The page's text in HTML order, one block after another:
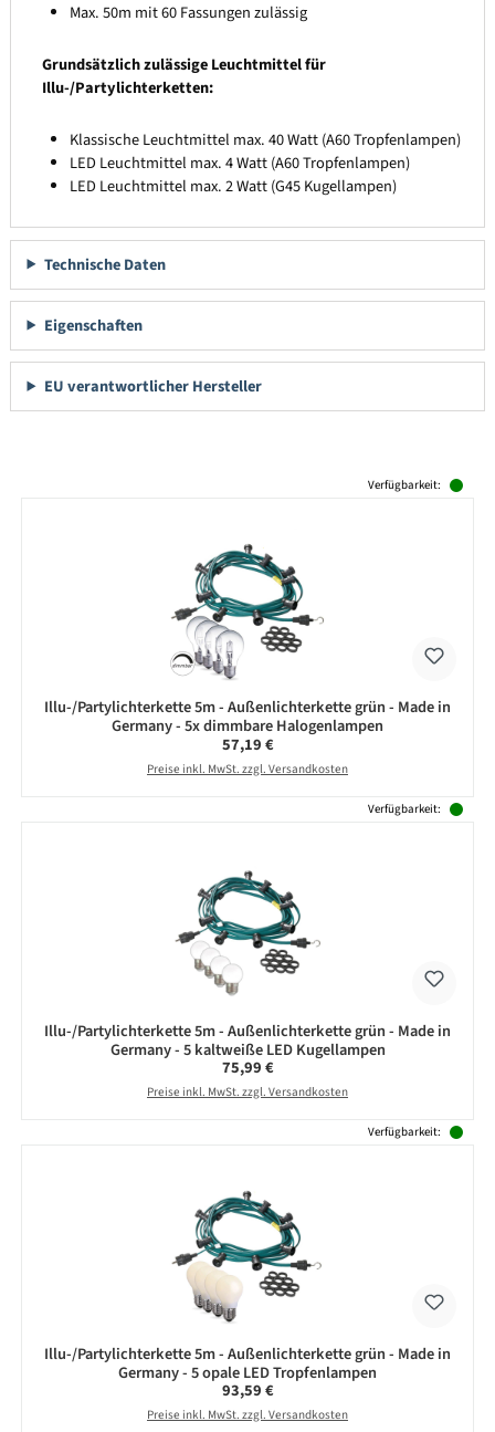
Max. 50m mit 60 Fassungen zulässig
Grundsätzlich zulässige Leuchtmittel für
Illu-/Partylichterketten:
Klassische Leuchtmittel max. 40 Watt (A60 Tropfenlampen)
LED Leuchtmittel max. 4 Watt (A60 Tropfenlampen)
LED Leuchtmittel max. 2 Watt (G45 Kugellampen)
Technische Daten
Eigenschaften
EU verantwortlicher Hersteller
Verfügbarkeit:
Illu-/Partylichterkette 5m - Außenlichterkette grün - Made in
Germany - 5x dimmbare Halogenlampen
Regulärer Preis:
57,19 €
Preise inkl. MwSt. zzgl. Versandkosten
Verfügbarkeit:
Illu-/Partylichterkette 5m - Außenlichterkette grün - Made in
Germany - 5 kaltweiße LED Kugellampen
Regulärer Preis:
75,99 €
Preise inkl. MwSt. zzgl. Versandkosten
Verfügbarkeit:
Illu-/Partylichterkette 5m - Außenlichterkette grün - Made in
Germany - 5 opale LED Tropfenlampen
Regulärer Preis:
93,59 €
Preise inkl. MwSt. zzgl. Versandkosten